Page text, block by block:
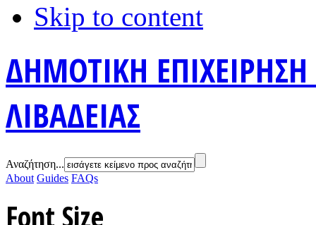
Skip to content
ΔΗΜΟΤΙΚΗ
ΛΙΒΑΔΕΙΑΣ
Αναζήτηση...
About Guides FAQs
Font Size